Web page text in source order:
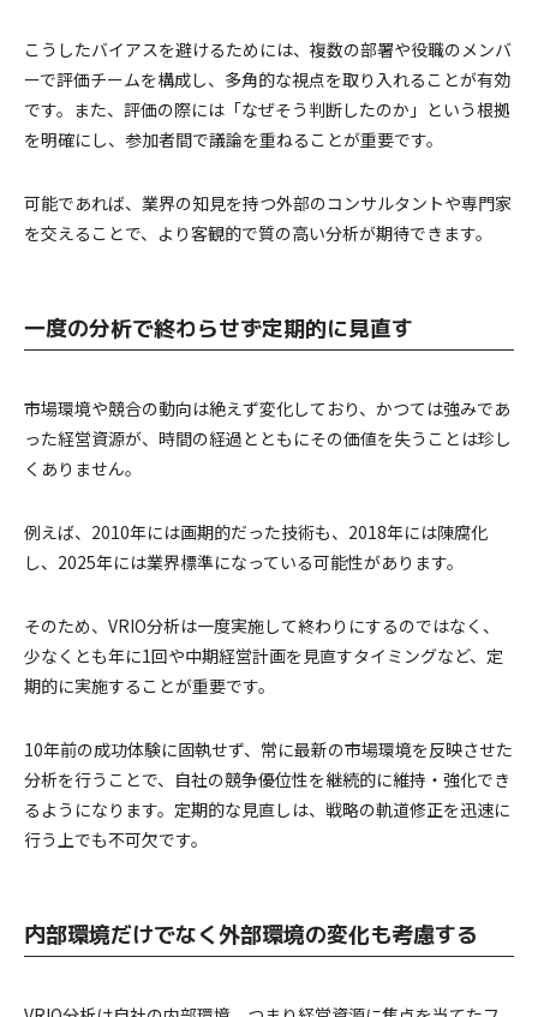
こうしたバイアスを避けるためには、複数の部署や役職のメンバ
ーで評価チームを構成し、多角的な視点を取り入れることが有効
です。また、評価の際には「なぜそう判断したのか」という根拠
を明確にし、参加者間で議論を重ねることが重要です。
可能であれば、業界の知見を持つ外部のコンサルタントや専門家
を交えることで、より客観的で質の高い分析が期待できます。
一度の分析で終わらせず定期的に見直す
市場環境や競合の動向は絶えず変化しており、かつては強みであ
った経営資源が、時間の経過とともにその価値を失うことは珍し
くありません。
例えば、2010年には画期的だった技術も、2018年には陳腐化
し、2025年には業界標準になっている可能性があります。
そのため、VRIO分析は一度実施して終わりにするのではなく、
少なくとも年に1回や中期経営計画を見直すタイミングなど、定
期的に実施することが重要です。
10年前の成功体験に固執せず、常に最新の市場環境を反映させた
分析を行うことで、自社の競争優位性を継続的に維持・強化でき
るようになります。定期的な見直しは、戦略の軌道修正を迅速に
行う上でも不可欠です。
内部環境だけでなく外部環境の変化も考慮する